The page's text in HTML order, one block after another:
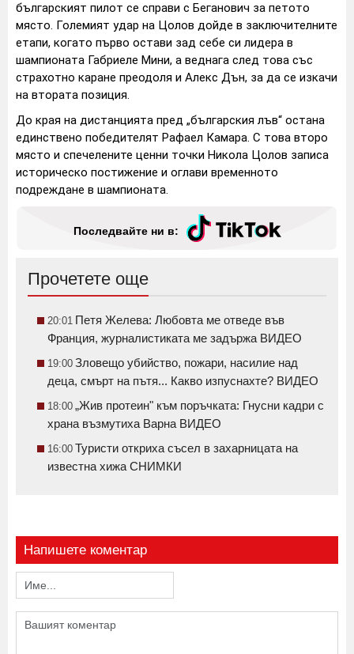
българският пилот се справи с Беганович за петото
място. Големият удар на Цолов дойде в заключителните
етапи, когато първо остави зад себе си лидера в
шампионата Габриеле Мини, а веднага след това със
страхотно каране преодоля и Алекс Дън, за да се изкачи
на втората позиция.
До края на дистанцията пред „българския лъв“ остана
единствено победителят Рафаел Камара. С това второ
място и спечелените ценни точки Никола Цолов записа
историческо постижение и оглави временното
подреждане в шампионата.
Последвайте ни в:
Прочетете още
20:01 Петя Желева: Любовта ме отведе във
Франция, журналистиката ме задържа ВИДЕО
19:00 Зловещо убийство, пожари, насилие над
деца, смърт на пътя... Какво изпуснахте? ВИДЕО
18:00 „Жив протеин" към поръчката: Гнусни кадри с
храна възмутиха Варна ВИДЕО
16:00 Туристи откриха съсел в захарницата на
известна хижа СНИМКИ
Напишете коментар